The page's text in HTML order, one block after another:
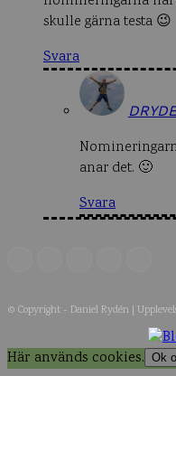
skulle gärna testa 😉
Svara
anar det. 🙂
Svara
© Copyright - Daniel Rydén |
Här används cookies. Ok